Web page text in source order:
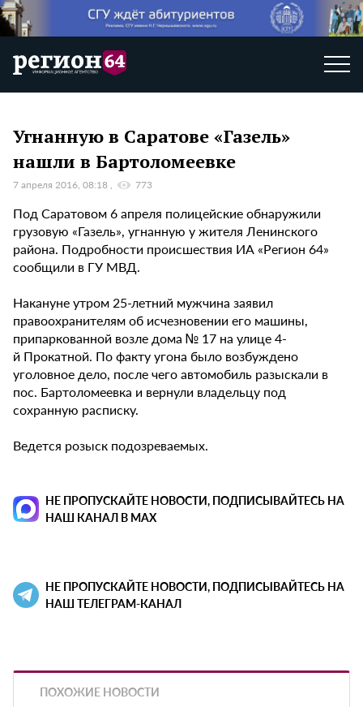
Угнанную в Саратове «Газель»
нашли в Бартоломеевке
7 апреля 2016, 08:18 773
Под Саратовом 6 апреля полицейские обнаружили
грузовую «Газель», угнанную у жителя Ленинского
района. Подробности происшествия ИА «Регион 64»
сообщили в ГУ МВД.
Накануне утром 25-летний мужчина заявил
правоохранителям об исчезновении его машины,
припаркованной возле дома № 17 на улице 4-
й Прокатной. По факту угона было возбуждено
уголовное дело, после чего автомобиль разыскали в
пос. Бартоломеевка и вернули владельцу под
сохранную расписку.
Ведется розыск подозреваемых.
НЕ ПРОПУСКАЙТЕ НОВОСТИ, ПОДПИСЫВАЙТЕСЬ НА
НАШ КАНАЛ В MAX
НЕ ПРОПУСКАЙТЕ НОВОСТИ, ПОДПИСЫВАЙТЕСЬ НА
НАШ ТЕЛЕГРАМ-КАНАЛ
ПОХОЖИЕ НОВОСТИ